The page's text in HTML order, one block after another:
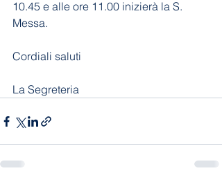
10.45 e alle ore 11.00 inizierà la S.
Messa.
Cordiali saluti
La Segreteria